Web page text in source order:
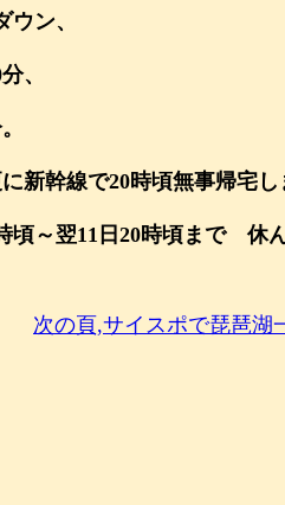
ウン、
分、
新幹線で20時頃無事帰宅
～翌11日20時頃まで 休
次の頁,サイスポで琵琶湖